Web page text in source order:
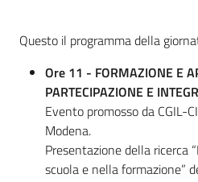
Questo il programma della
Ore 11 - FORMAZIONE E
PARTECIPAZIONE E
Evento promosso da CGIL-
Modena.
Presentazione della ricerca
scuola e nella formazione”